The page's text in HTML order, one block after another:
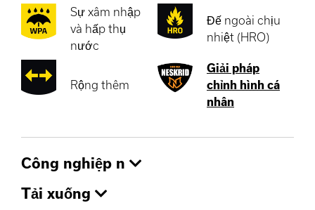
Sự xâm nhập
và hấp thụ
nước
Đế ngoài chịu
nhiệt (HRO)
Rộng thêm
Giải pháp
chỉnh hình cá
nhân
Công nghiệp n
Tải xuống